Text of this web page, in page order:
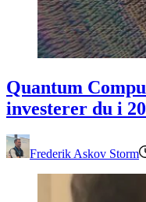
Quantum
investerer du i
Frederik Askov Storm